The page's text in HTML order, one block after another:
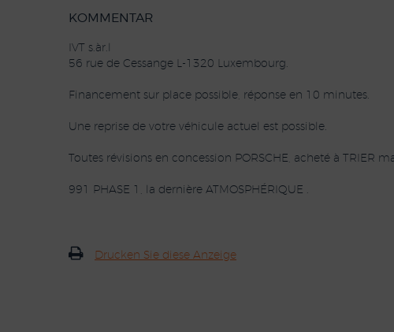
KOMMENTAR
IVT s.àr.l
56 rue de Cessange L-1320 Luxembourg.
Financement sur place possible, réponse en 10 minutes.
Une reprise de votre véhicule actuel est possible.
Toutes révisions en concession PORSCHE, acheté à
991 PHASE 1, la dernière ATMOSPHÉRIQUE .
Drucken Sie diese Anzeige